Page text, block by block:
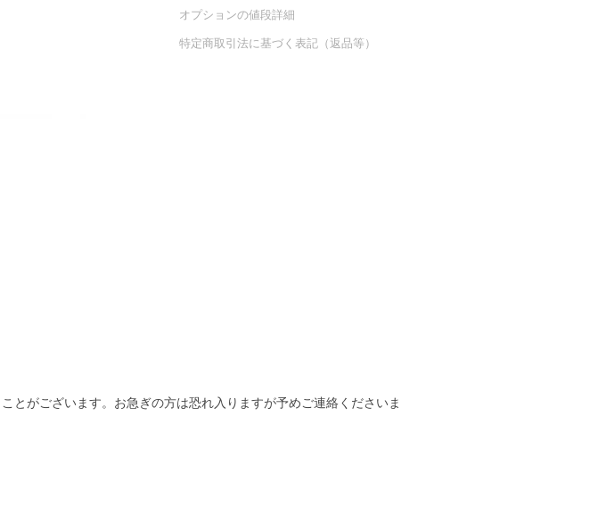
オプションの値段詳細
特定商取引法に基づく表記（返品等）
がございます。お急ぎの方は恐れ入りますが予めご連絡くださいま